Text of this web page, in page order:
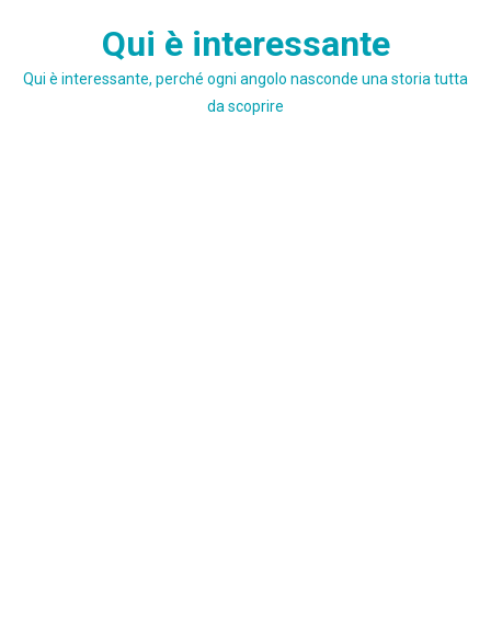
Qui è interessante
Qui è interessante, perché ogni angolo nasconde una storia tutta
da scoprire